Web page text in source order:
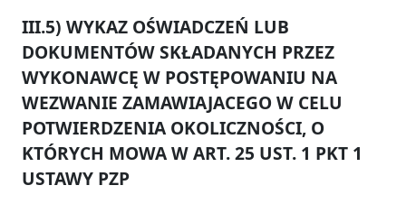
III.5) WYKAZ OŚWIADCZEŃ LUB
DOKUMENTÓW SKŁADANYCH PRZEZ
WYKONAWCĘ W POSTĘPOWANIU NA
WEZWANIE ZAMAWIAJACEGO W CELU
POTWIERDZENIA OKOLICZNOŚCI, O
KTÓRYCH MOWA W ART. 25 UST. 1 PKT 1
USTAWY PZP